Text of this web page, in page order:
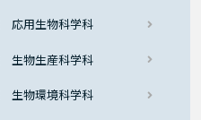
応用生物科学科
生物生産科学科
生物環境科学科